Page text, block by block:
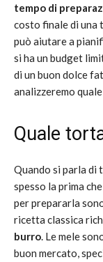
tempo di
costo finale di una
può aiutare a
si ha un budget
di un buon dolce
analizzeremo
Quale
Quando si parla di
spesso la prima
per prepararla
ricetta classica
burro. Le mele
buon mercato,